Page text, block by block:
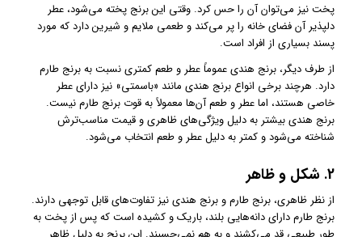
پخت نیز می‌توان آن را حس کرد. وقتی این برنج پخته می‌شود، عطر
دلپذیر آن فضای خانه را پر می‌کند و طعمی ملایم و شیرین دارد که مورد
پسند بسیاری از افراد است.
از طرف دیگر، برنج هندی عموماً عطر و طعم کمتری نسبت به برنج طارم
دارد. هرچند برخی انواع برنج هندی مانند «باسمتی» نیز دارای عطر
خاصی هستند، اما عطر و طعم آن‌ها معمولاً به قوت برنج طارم نیست.
برنج هندی بیشتر به دلیل ویژگی‌های ظاهری و قیمت مناسب‌ترش
شناخته می‌شود و کمتر به دلیل عطر و طعم انتخاب می‌شود.
2. شکل و ظاهر
از نظر ظاهری، برنج طارم و برنج هندی نیز تفاوت‌های قابل توجهی دارند.
برنج طارم دارای دانه‌هایی بلند، باریک و کشیده است که پس از پخت به